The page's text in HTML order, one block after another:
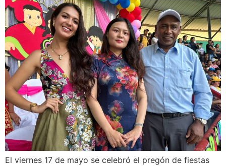
El viernes 17 de mayo se celebró el pregón de fiestas